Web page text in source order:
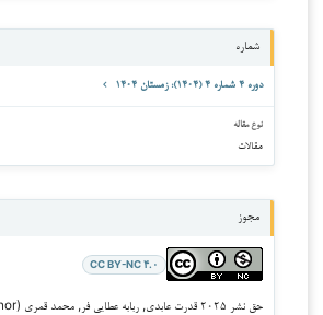
شماره
دوره ۴ شماره ۴ (۱۴۰۴): زمستان ۱۴۰۴
نوع مقاله
مقالات
مجوز
CC BY-NC ۴.۰
حق نشر ۲۰۲۵ قدرت عابدی, ربابه عطایی فر, محمد قمری (Author)